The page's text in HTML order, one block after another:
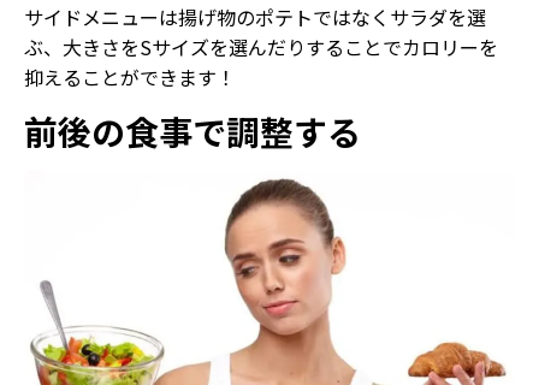
サイドメニューは揚げ物のポテトではなくサラダを選
ぶ、大きさをSサイズを選んだりすることでカロリーを
抑えることができます！
前後の食事で調整する